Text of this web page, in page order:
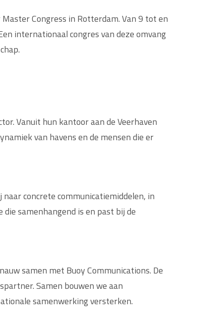
Congress in Rotterdam. Van 9 tot en
internationaal congres van deze omvang
Vanuit hun kantoor aan de Veerhaven
van havens en de mensen die er
concrete communicatiemiddelen, in
samenhangend is en past bij de
samen met Buoy Communications. De
Samen bouwen we aan
samenwerking versterken.